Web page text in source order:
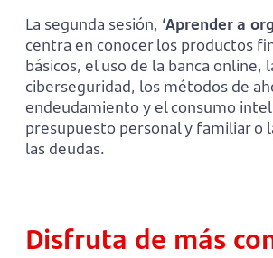
La segunda sesión, ‘Aprender a
centra en conocer los productos
básicos, el uso de la banca online,
ciberseguridad, los métodos de
endeudamiento y el consumo
presupuesto personal y familiar o
las deudas.
Disfruta de más